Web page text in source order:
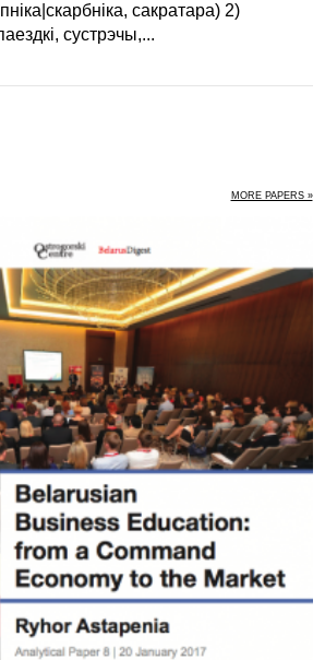
сакратара) 2)
сустрэчы,...
MORE PAPERS »